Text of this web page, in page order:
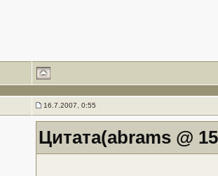
16.7.2007, 0:55
Цитата(abrams @